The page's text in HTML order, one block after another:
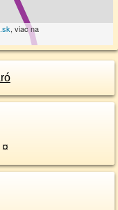
, viac na
¤